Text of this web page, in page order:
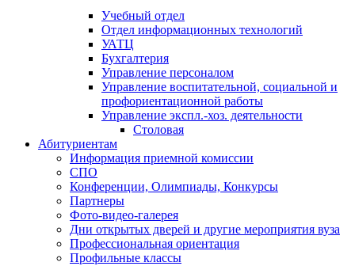
Учебный отдел
Отдел информационных технологий
УАТЦ
Бухгалтерия
Управление персоналом
Управление воспитательной, социальной и
профориентационной работы
Управление экспл.-хоз. деятельности
Столовая
Абитуриентам
Информация приемной комиссии
СПО
Конференции, Олимпиады, Конкурсы
Партнеры
Фото-видео-галерея
Дни открытых дверей и другие мероприятия вуза
Профессиональная ориентация
Профильные классы